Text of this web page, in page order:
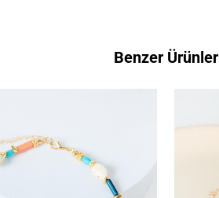
Benzer Ürünler